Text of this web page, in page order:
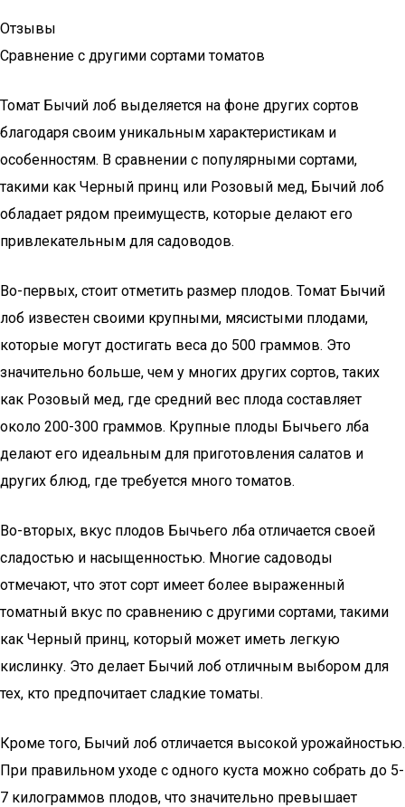
Отзывы
Сравнение с другими сортами томатов
Томат Бычий лоб выделяется на фоне других сортов
благодаря своим уникальным характеристикам и
особенностям. В сравнении с популярными сортами,
такими как Черный принц или Розовый мед, Бычий лоб
обладает рядом преимуществ, которые делают его
привлекательным для садоводов.
Во-первых, стоит отметить размер плодов. Томат Бычий
лоб известен своими крупными, мясистыми плодами,
которые могут достигать веса до 500 граммов. Это
значительно больше, чем у многих других сортов, таких
как Розовый мед, где средний вес плода составляет
около 200-300 граммов. Крупные плоды Бычьего лба
делают его идеальным для приготовления салатов и
других блюд, где требуется много томатов.
Во-вторых, вкус плодов Бычьего лба отличается своей
сладостью и насыщенностью. Многие садоводы
отмечают, что этот сорт имеет более выраженный
томатный вкус по сравнению с другими сортами, такими
как Черный принц, который может иметь легкую
кислинку. Это делает Бычий лоб отличным выбором для
тех, кто предпочитает сладкие томаты.
Кроме того, Бычий лоб отличается высокой урожайностью.
При правильном уходе с одного куста можно собрать до 5-
7 килограммов плодов, что значительно превышает